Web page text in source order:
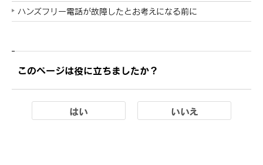
ハンズフリー電話が故障したとお考えになる前に
このページは役に立ちましたか？
はい いいえ